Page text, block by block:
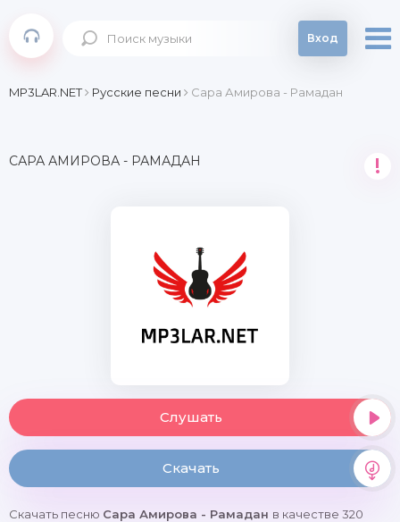
Вход
MP3LAR.NET Русские песни Сара Амирова - Рамадан
САРА АМИРОВА - РАМАДАН !
Слушать
Скачать
Скачать песню Сара Амирова - Рамадан в качестве 320